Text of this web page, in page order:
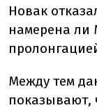
Новак
намерена ли
Между тем
показывают,